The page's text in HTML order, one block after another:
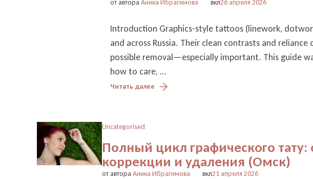
от автораАника Ибрагимова вкл26 апреля 2026
Introduction Graphics-style tattoos (linework,
and across Russia. Their clean contrasts and
possible removal—especially important. This guide
how to care, …
Читать далее
Uncategorised
Полный цикл графического тату:
коррекции и удаления (Омск)
от автора Аника Ибрагимова вкл21 апреля 2026